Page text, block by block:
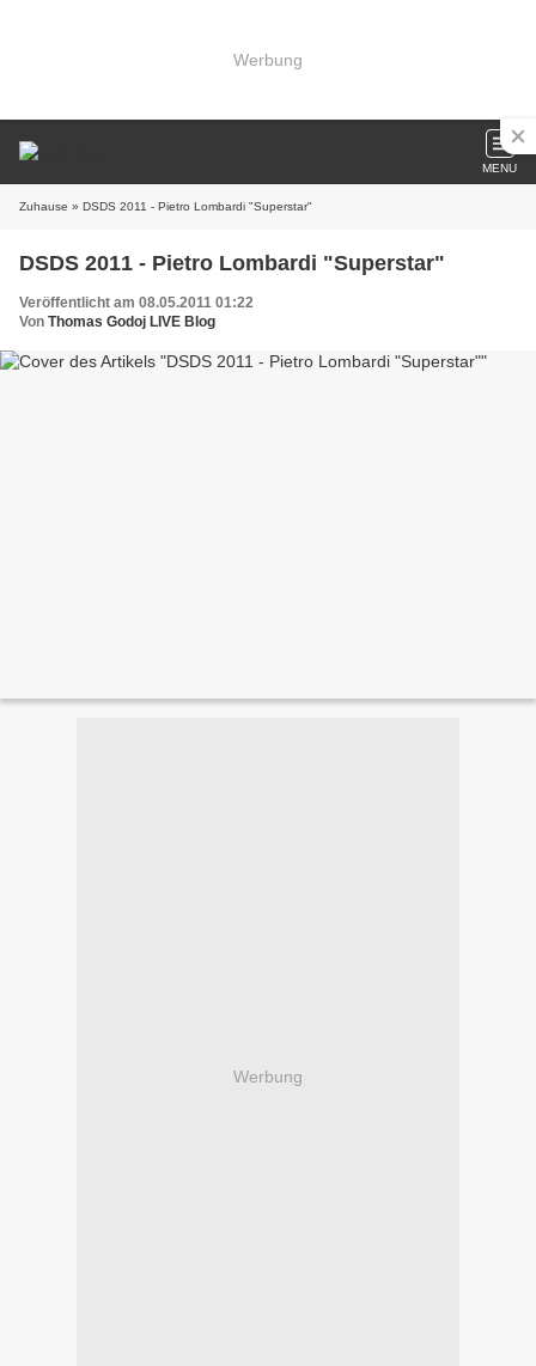
Werbung
MENU
Zuhause » DSDS 2011 - Pietro Lombardi "Superstar"
DSDS 2011 - Pietro Lombardi "Superstar"
Veröffentlicht am 08.05.2011 01:22
Von Thomas Godoj LIVE Blog
Werbung